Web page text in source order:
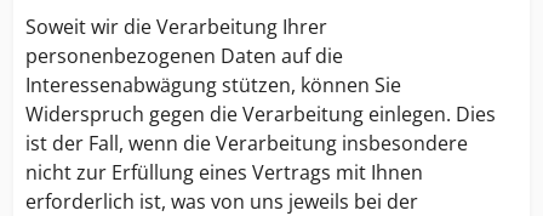
Soweit wir die Verarbeitung Ihrer
personenbezogenen Daten auf die
Interessenabwägung stützen, können Sie
Widerspruch gegen die Verarbeitung einlegen. Dies
ist der Fall, wenn die Verarbeitung insbesondere
nicht zur Erfüllung eines Vertrags mit Ihnen
erforderlich ist, was von uns jeweils bei der